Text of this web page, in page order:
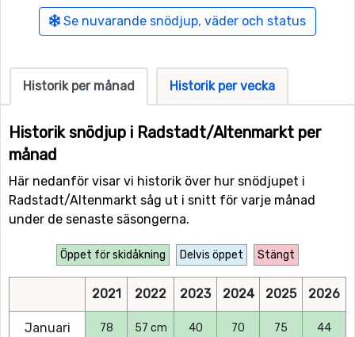
Se nuvarande snödjup, väder och status
Historik per månad Historik per vecka
Historik snödjup i Radstadt/Altenmarkt per
månad
Här nedanför visar vi historik över hur snödjupet i
Radstadt/Altenmarkt såg ut i snitt för varje månad
under de senaste säsongerna.
Öppet för skidåkning Delvis öppet Stängt
2021 2022 2023 2024 2025 2026
Januari
78
57 cm
40
70
75
44